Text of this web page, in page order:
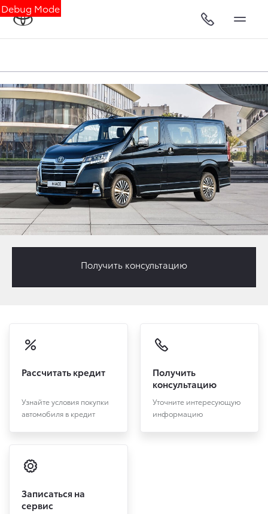
Debug Mode
Рассчитать кредит
Узнайте условия покупки
автомобиля в кредит
Получить
консультацию
Уточните интересующую
информацию
Записаться на
сервис